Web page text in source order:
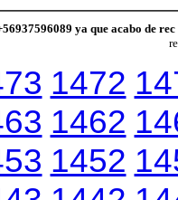
ya que acabo de rec
1472
1462
1452